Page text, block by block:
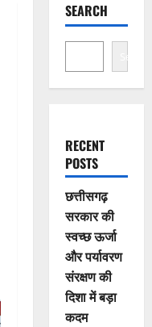
SEARCH
Search
RECENT
POSTS
छत्तीसगढ़
सरकार की
स्वच्छ ऊर्जा
और पर्यावरण
संरक्षण की
दिशा में बड़ा
कदम